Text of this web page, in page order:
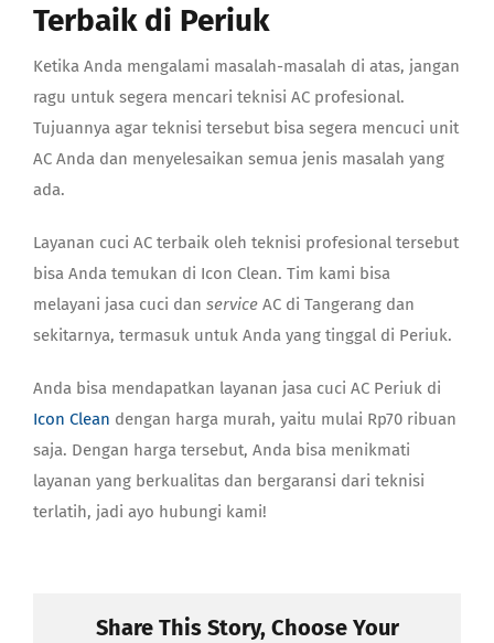
Terbaik di Periuk
Ketika Anda mengalami masalah-masalah di atas, jangan
ragu untuk segera mencari teknisi AC profesional.
Tujuannya agar teknisi tersebut bisa segera mencuci unit
AC Anda dan menyelesaikan semua jenis masalah yang
ada.
Layanan cuci AC terbaik oleh teknisi profesional tersebut
bisa Anda temukan di Icon Clean. Tim kami bisa
melayani jasa cuci dan service AC di Tangerang dan
sekitarnya, termasuk untuk Anda yang tinggal di Periuk.
Anda bisa mendapatkan layanan jasa cuci AC Periuk di
Icon Clean dengan harga murah, yaitu mulai Rp70 ribuan
saja. Dengan harga tersebut, Anda bisa menikmati
layanan yang berkualitas dan bergaransi dari teknisi
terlatih, jadi ayo hubungi kami!
Share This Story, Choose Your